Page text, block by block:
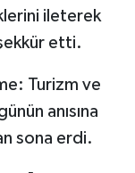
ileterek
etti.
Turizm ve
anısına
sona erdi.